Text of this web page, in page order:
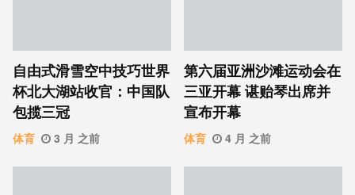
自由式滑雪空中技巧世界
杯北大湖站收官：中国队
包揽三冠
体育 3 月 之前
第六届亚洲沙滩运动会在
三亚开幕 谌贻琴出席并
宣布开幕
体育 4 月 之前